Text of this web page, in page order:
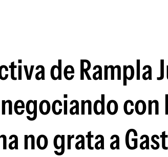
de Rampla
con
no grata a